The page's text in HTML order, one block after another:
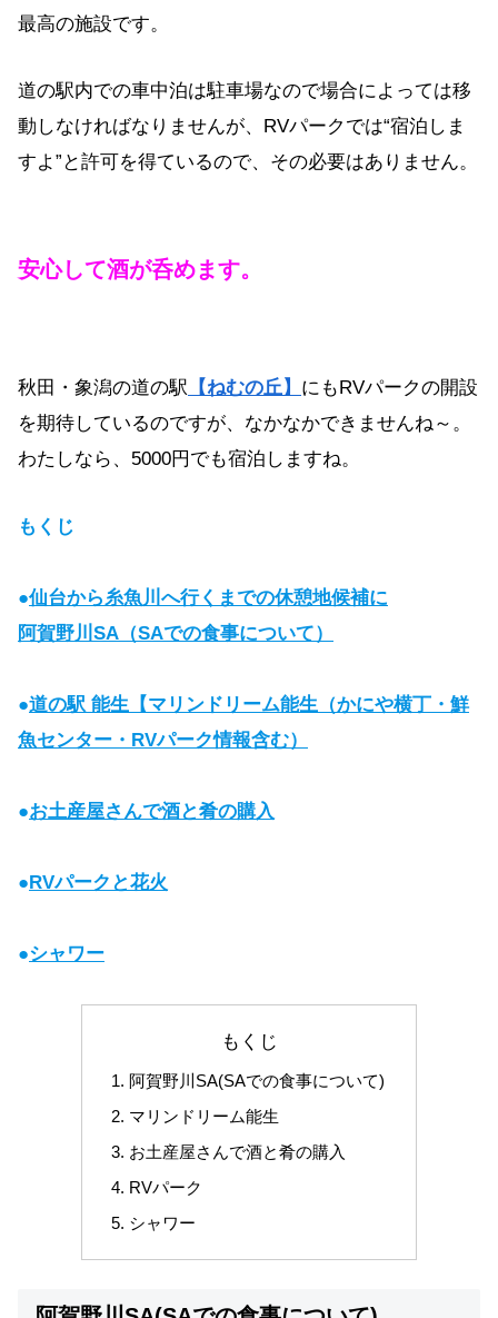
最高の施設です。
道の駅内での車中泊は駐車場なので場合によっては移
動しなければなりませんが、RVパークでは“宿泊しま
すよ”と許可を得ているので、その必要はありません。
安心して酒が呑めます。
秋田・象潟の道の駅 【ねむの丘】 にもRVパークの開設
を期待しているのですが、なかなかできませんね～。
わたしなら、5000円でも宿泊しますね。
もくじ
●仙台から糸魚川へ行くまでの休憩地候補に
阿賀野川SA（SAでの食事について）
●道の駅 能生【マリンドリーム能生（かにや横丁・鮮
魚センター・RVパーク情報含む）
●お土産屋さんで酒と肴の購入
● RVパークと花火
●シャワー
もくじ
阿賀野川SA(SAでの食事について)
マリンドリーム能生
お土産屋さんで酒と肴の購入
RVパーク
シャワー